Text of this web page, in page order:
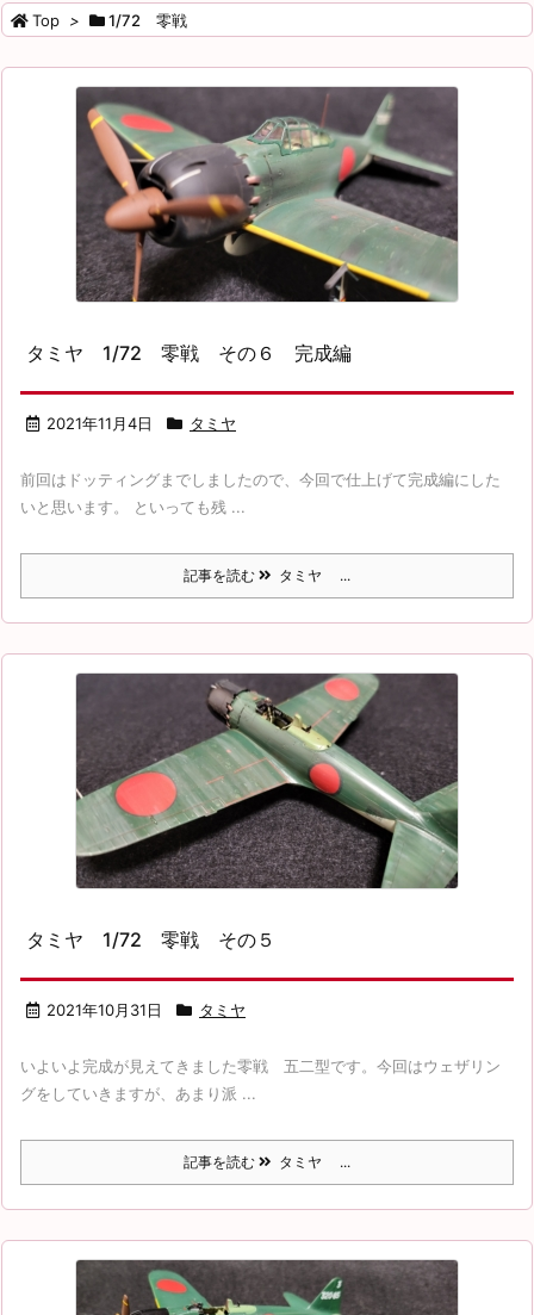
Top > 1/72 零戦
タミヤ 1/72 零戦 その６ 完成編
2021年11月4日 タミヤ
前回はドッティングまでしましたので、今回で仕上げて完成編にした
いと思います。 といっても残 ...
記事を読む タミヤ ...
タミヤ 1/72 零戦 その５
2021年10月31日 タミヤ
いよいよ完成が見えてきました零戦 五二型です。今回はウェザリン
グをしていきますが、あまり派 ...
記事を読む タミヤ ...